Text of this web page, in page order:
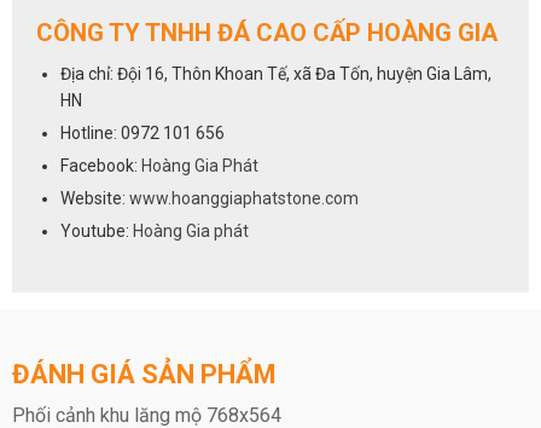
CÔNG TY TNHH ĐÁ CAO CẤP HOÀNG GIA
Địa chỉ: Đội 16, Thôn Khoan Tế, xã Đa Tốn, huyện Gia Lâm,
HN
Hotline: 0972 101 656
Facebook: Hoàng Gia Phát
Website: www.hoanggiaphatstone.com
Youtube: Hoàng Gia phát
ĐÁNH GIÁ SẢN PHẨM
Phối cảnh khu lăng mộ 768x564